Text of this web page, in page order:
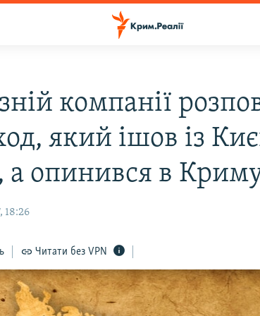
компанії
який ішов із
а опинився в
18:26
Читати без VPN